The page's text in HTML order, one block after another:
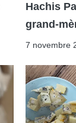
Hachis
grand-
7 novembre